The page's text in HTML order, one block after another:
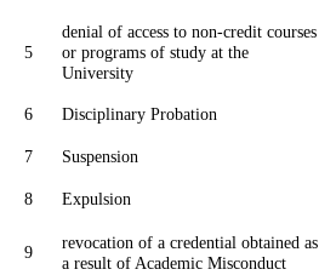
5
denial of access to non-credit courses
or programs of study at the
University
6 Disciplinary Probation
7 Suspension
8 Expulsion
9
revocation of a credential obtained as
a result of Academic Misconduct